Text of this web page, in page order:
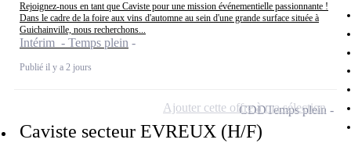
Rejoignez-nous en tant que Caviste pour une mission événementielle passionnante !
Dans le cadre de la foire aux vins d'automne au sein d'une grande surface située à
Guichainville, nous recherchons...
Intérim - Temps plein
Publié il y a 2 jours
Caviste secteur EVREUX (H/F)
CDDTemps plein
Ajouter cette offre à ma sélection